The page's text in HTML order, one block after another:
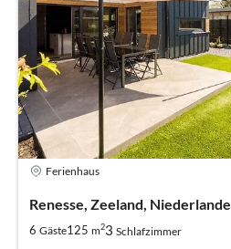
Ferienhaus
Renesse, Zeeland, Niederlande
6 Gäste125 m23 Schlafzimmer